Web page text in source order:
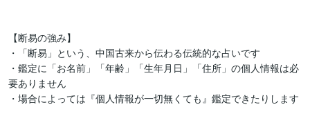
【断易の強み】
・「断易」という、中国古来から伝わる伝統的な占いです
・鑑定に「お名前」「年齢」「生年月日」「住所」の個人情報は必
要ありません
・場合によっては『個人情報が一切無くても』鑑定できたりします